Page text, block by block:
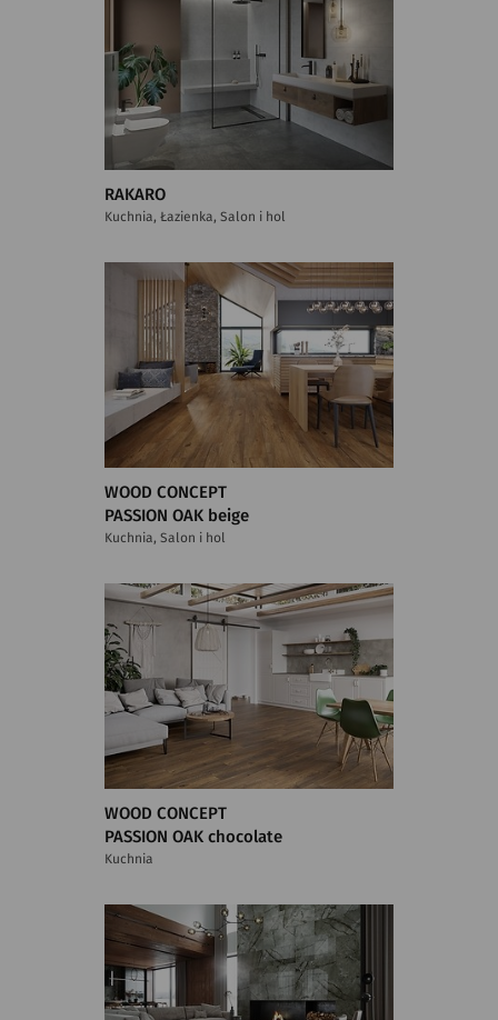
RAKARO
Kuchnia, Łazienka, Salon i hol
WOOD CONCEPT
PASSION OAK beige
Kuchnia, Salon i hol
WOOD CONCEPT
PASSION OAK chocolate
Kuchnia